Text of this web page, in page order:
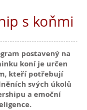
s koňmi
postavený na
koní je určen
kteří potřebují
svých úkolů
a emoční